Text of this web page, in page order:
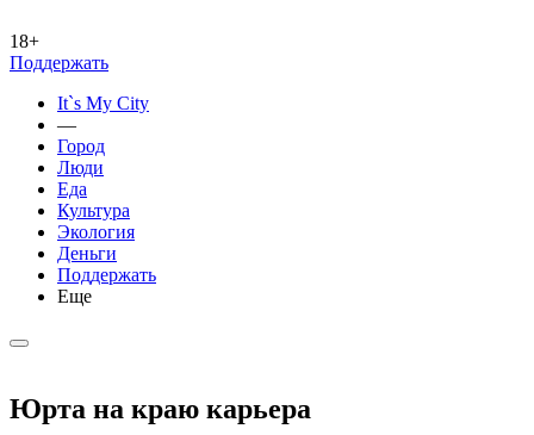
18+
Поддержать
It`s My City
—
Город
Люди
Еда
Культура
Экология
Деньги
Поддержать
Еще
Юрта на краю карьера